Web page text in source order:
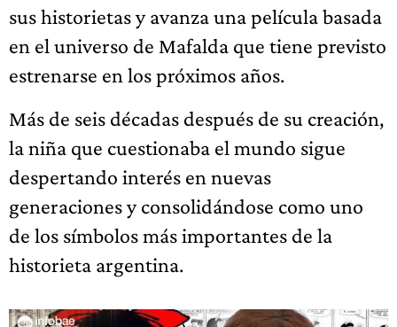
sus historietas y avanza una película basada
en el universo de Mafalda que tiene previsto
estrenarse en los próximos años.
Más de seis décadas después de su creación,
la niña que cuestionaba el mundo sigue
despertando interés en nuevas
generaciones y consolidándose como uno
de los símbolos más importantes de la
historieta argentina.